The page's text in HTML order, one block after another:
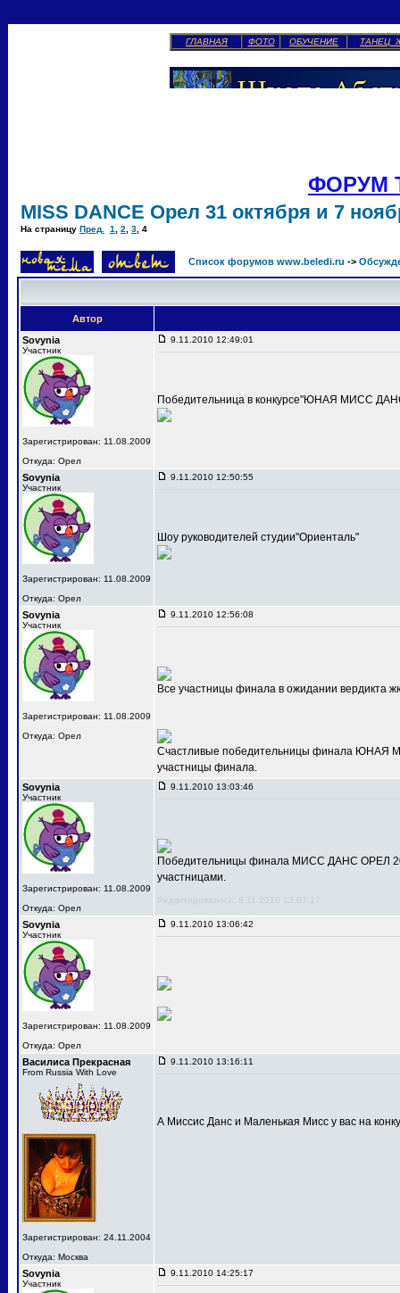
ГЛАВНАЯ ФОТО ОБУЧЕНИЕ ТАНЕЦ
ФОРУМ
MISS DANCE Орел 31 октября и 7
На страницу Пред. 1 2 3 4
Список форумов www.beledi.ru ->
Автор
Sovynia
Участник
Зарегистрирован: 11.08.2009
Откуда: Орел
9.11.2010 12:49:01
Победительница в конкурсе"ЮНАЯ МИСС
Sovynia
Участник
Зарегистрирован: 11.08.2009
Откуда: Орел
9.11.2010 12:50:55
Шоу руководителей студии"Ориенталь"
Sovynia
Участник
Зарегистрирован: 11.08.2009
Откуда: Орел
9.11.2010 12:56:08
Все участницы финала в ожидании вердикта
Счастливые победительницы финала ЮНАЯ
участницы финала.
Sovynia
Участник
Зарегистрирован: 11.08.2009
Откуда: Орел
9.11.2010 13:03:46
Победительницы финала МИСС ДАНС ОРЕЛ
участницами.
Редактировалось: 9.11.2010 13:07:17
Sovynia
Участник
Зарегистрирован: 11.08.2009
Откуда: Орел
9.11.2010 13:06:42
Василиса Прекрасная
From Russia With Love
Зарегистрирован: 24.11.2004
Откуда: Москва
9.11.2010 13:16:11
А Миссис Данс и Маленькая Мисс у вас на
Sovynia
Участник
9.11.2010 14:25:17